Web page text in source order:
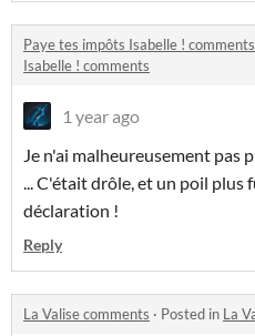
Paye tes impôts Isabelle ! comments
Isabelle ! comments
1 year ago
Je n'ai malheureusement pas
... C'était drôle, et un poil plus
déclaration !
Reply
La Valise comments · Posted in La